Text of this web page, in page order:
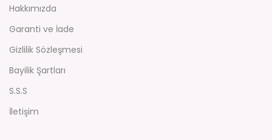
Hakkımızda
Garanti ve İade
Gizlilik Sözleşmesi
Bayilik Şartları
S.S.S
İletişim